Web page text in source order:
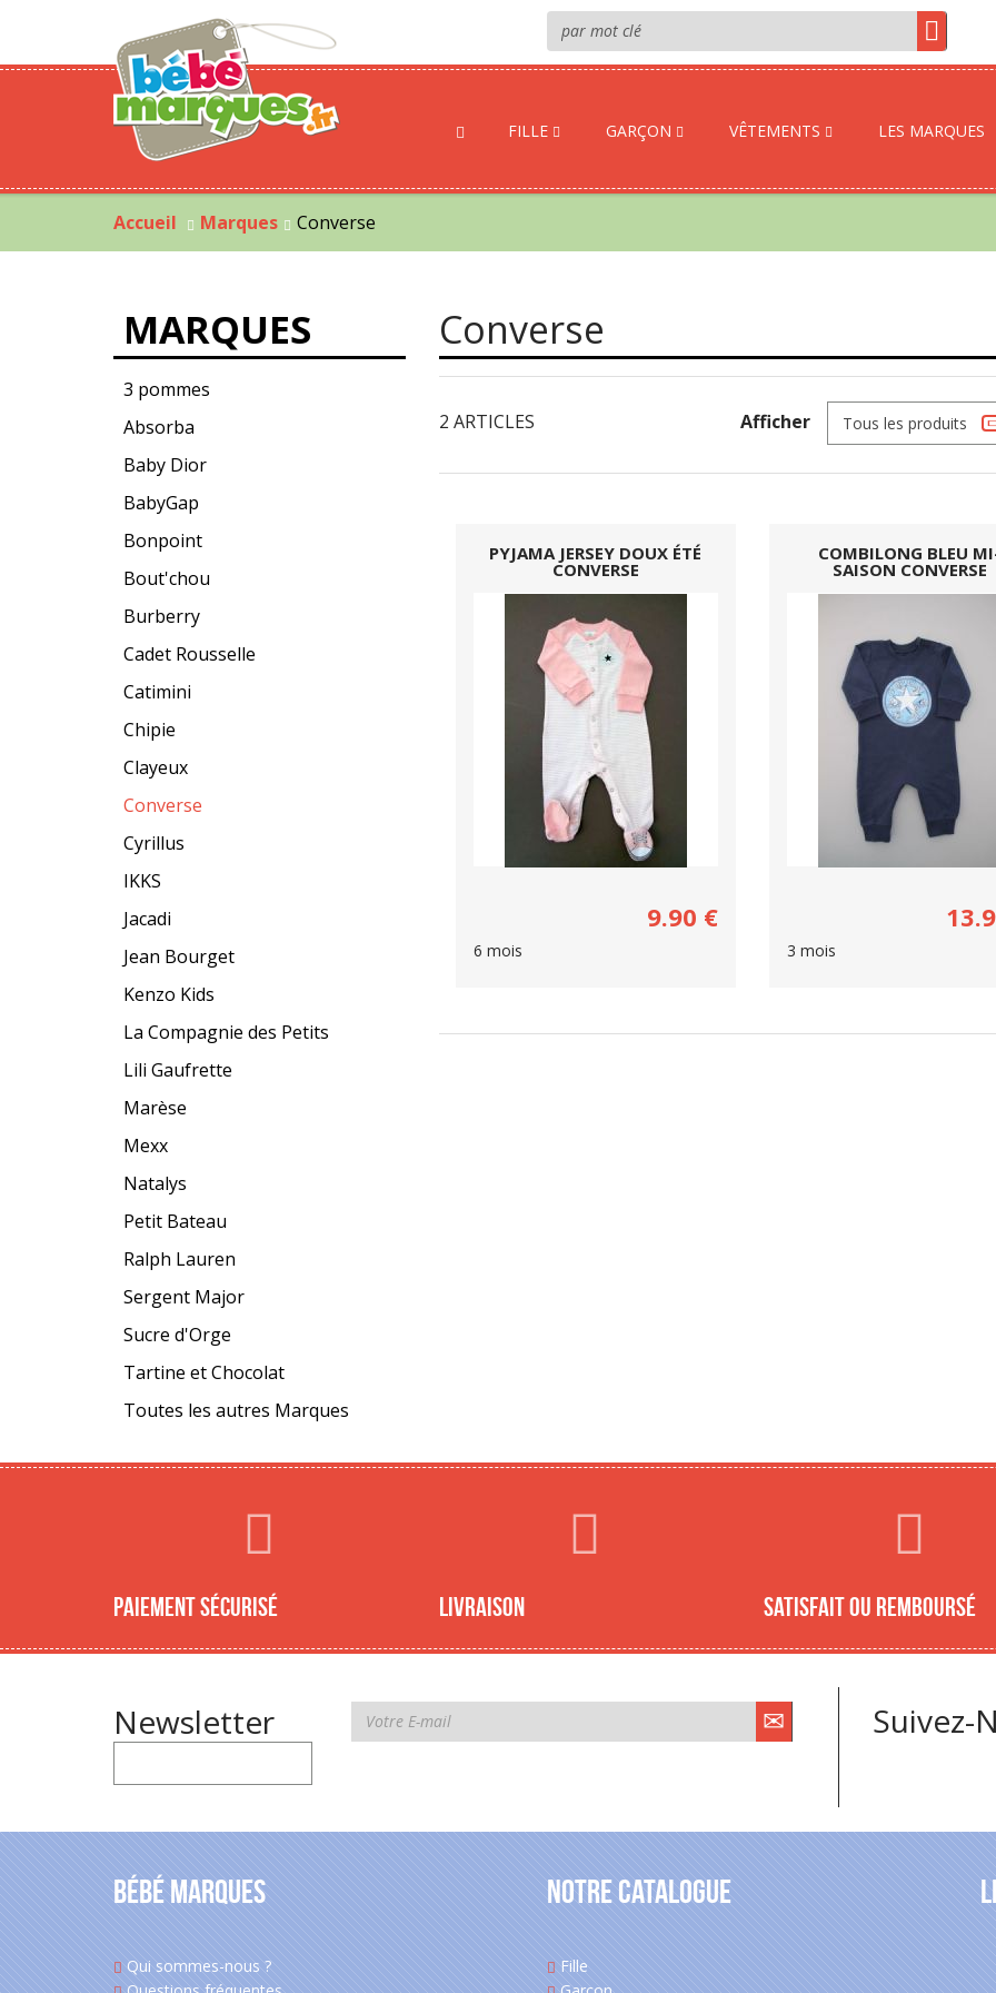
FILLE GARÇON VÊTEMENTS LES MARQUES
Accueil Marques Converse
MARQUES
3 pommes
Absorba
Baby Dior
BabyGap
Bonpoint
Bout'chou
Burberry
Cadet Rousselle
Catimini
Chipie
Clayeux
Converse
Cyrillus
IKKS
Jacadi
Jean Bourget
Kenzo Kids
La Compagnie des Petits
Lili Gaufrette
Marèse
Mexx
Natalys
Petit Bateau
Ralph Lauren
Sergent Major
Sucre d'Orge
Tartine et Chocolat
Toutes les autres Marques
Converse
2 ARTICLES Afficher Tous les produits
PYJAMA JERSEY DOUX ÉTÉ
CONVERSE
9.90 €
6 mois
COMBILONG BLEU
SAISON CONVERSE
3 mois
Paiement sécurisé Livraison Satisfait ou remboursé
Newsletter Suivez-
Bébé Marques
Qui sommes-nous ?
Notre catalogue
Fille